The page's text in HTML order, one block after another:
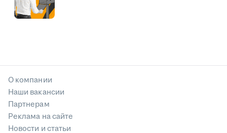
О компании
Наши вакансии
Партнерам
Реклама на сайте
Новости и статьи